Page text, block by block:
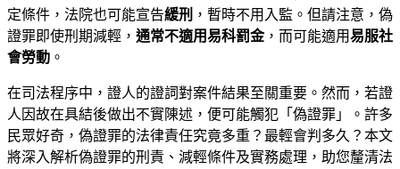
定條件，法院也可能宣告緩刑 ，暫時不用入監。但請注意，偽
證罪即使刑期減輕， 通常不適用易科罰金，而可能適用易服社
會勞動 。
在司法程序中，證人的證詞對案件結果至關重要。然而，若證
人因故在具結後做出不實陳述，便可能觸犯「偽證罪」。許多
民眾好奇，偽證罪的法律責任究竟多重？最輕會判多久？本文
將深入解析偽證罪的刑責、減輕條件及實務處理，助您釐清法